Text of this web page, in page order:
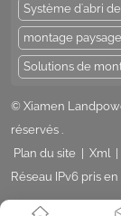
Système d'abri
montage
Solutions de
© Xiamen
réservés .
Plan du site
Xml
Réseau IPv6 pris